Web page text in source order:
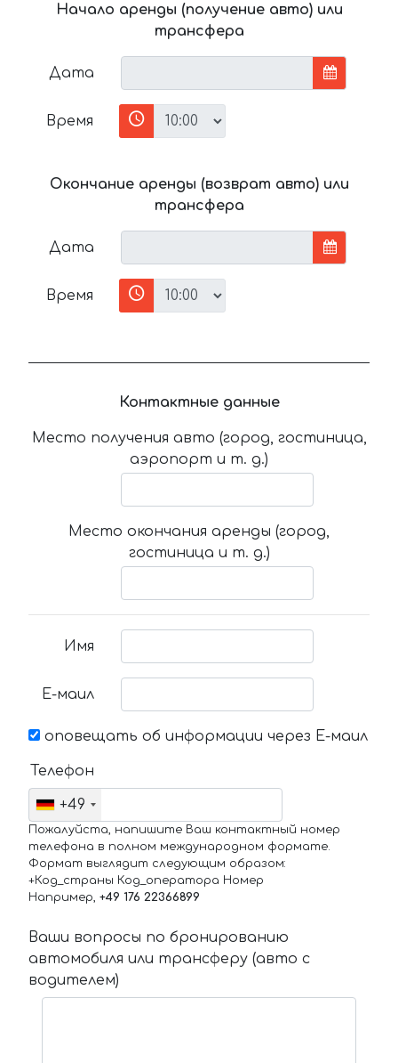
Начало аренды (получение авто) или
трансфера
Дата
Время
Окончание аренды (возврат авто) или
трансфера
Дата
Время
Контактные данные
Место получения авто (город, гостиница,
аэропорт и т. д.)
Место окончания аренды (город,
гостиница и т. д.)
Имя
Е-маил
оповещать об информации через Е-маил
Телефон
+49
Пожалуйста, напишите Ваш контактный номер
телефона в полном международном формате.
Формат выглядит следующим образом:
+Код_страны Код_оператора Номер
Например, +49 176 22366899
Ваши вопросы по бронированию
автомобиля или трансферу (авто с
водителем)